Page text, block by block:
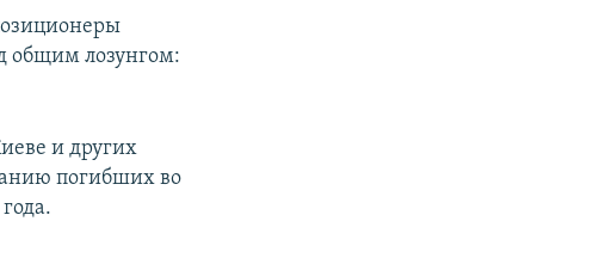
общим лозунгом:
и других
погибших во